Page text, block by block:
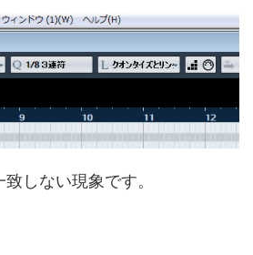
しない現象です。